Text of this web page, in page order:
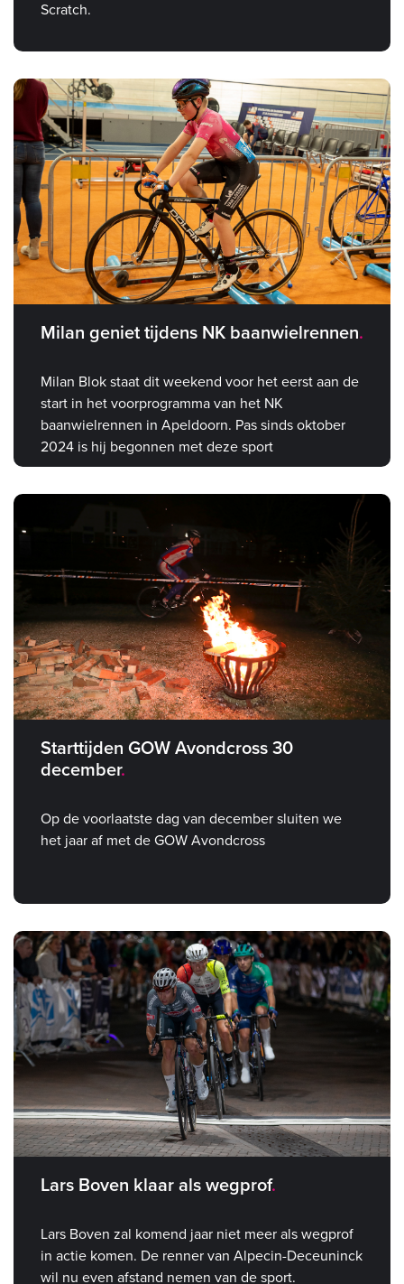
Scratch.
Milan geniet tijdens NK baanwielrennen
Milan Blok staat dit weekend voor het eerst aan de
start in het voorprogramma van het NK
baanwielrennen in Apeldoorn. Pas sinds oktober
2024 is hij begonnen met deze sport
Starttijden GOW Avondcross 30
december
Op de voorlaatste dag van december sluiten we
het jaar af met de GOW Avondcross
Lars Boven klaar als wegprof
Lars Boven zal komend jaar niet meer als wegprof
in actie komen. De renner van Alpecin-Deceuninck
wil nu even afstand nemen van de sport.